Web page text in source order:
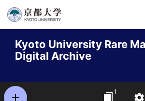
Skip
contentKyoto University Rare
Digital Archive